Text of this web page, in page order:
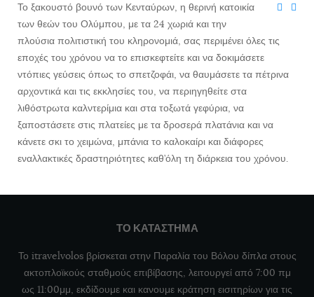
Το ξακουστό βουνό των Κενταύρων, η θερινή κατοικία
των θεών του Ολύμπου, με τα 24 χωριά και την
πλούσια πολιτιστική του κληρονομιά, σας περιμένει όλες τις
εποχές του χρόνου να το επισκεφτείτε και να δοκιμάσετε
ντόπιες γεύσεις όπως το σπετζοφάι, να θαυμάσετε τα πέτρινα
αρχοντικά και τις εκκλησίες του, να περιηγηθείτε στα
λιθόστρωτα καλντερίμια και στα τοξωτά γεφύρια, να
ξαποστάσετε στις πλατείες με τα δροσερά πλατάνια και να
κάνετε σκι το χειμώνα, μπάνια το καλοκαίρι και διάφορες
εναλλακτικές δραστηριότητες καθ’όλη τη διάρκεια του χρόνου.
ΤΟ ΚΑΤΑΣΤΗΜΑ
Το itravelvolos βρίσκεται στην Παραλία του Βόλου δίπλα στους
ακτοπλοϊκούς σταθμούς επιβίβασης, λειτουργεί από 7:00 πμ
ως 11:00μμ, εκδίδουμε και κανουμε κράτηση εισιτηρίων για τις